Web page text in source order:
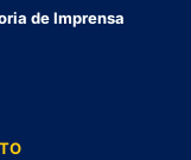
de Imprensa